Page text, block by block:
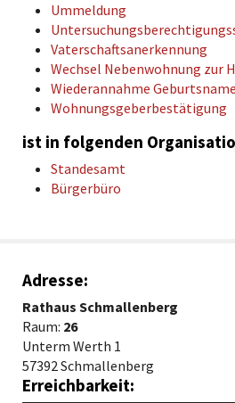
Ummeldung
Vaterschaftsanerkennung
Wechsel Nebenwohnung zur
Wiederannahme Geburtsname
Wohnungsgeberbestätigung
ist in folgenden
Standesamt
Bürgerbüro
Adresse:
Rathaus Schmallenberg
Raum: 26
Unterm Werth 1
57392 Schmallenberg
Erreichbarkeit: